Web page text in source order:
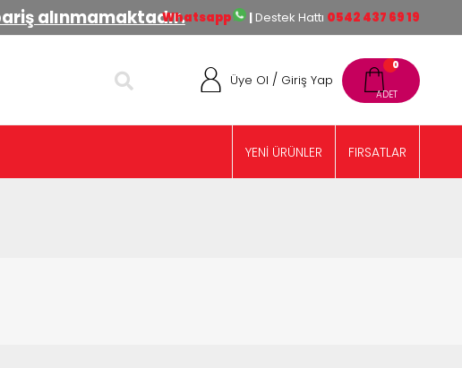
alınmamaktadır.Whatsapp |Destek Hattı 0542 437 69 19
0
Üye Ol / Giriş Yap
FIRSATLAR
YENİ ÜRÜNLER